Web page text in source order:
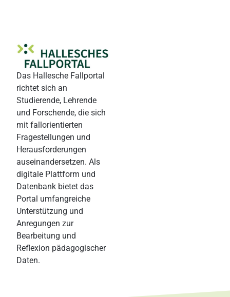
Das Hallesche Fallportal
richtet sich an
Studierende, Lehrende
und Forschende, die sich
mit fallorientierten
Fragestellungen und
Herausforderungen
auseinandersetzen. Als
digitale Plattform und
Datenbank bietet das
Portal umfangreiche
Unterstützung und
Anregungen zur
Bearbeitung und
Reflexion pädagogischer
Daten.